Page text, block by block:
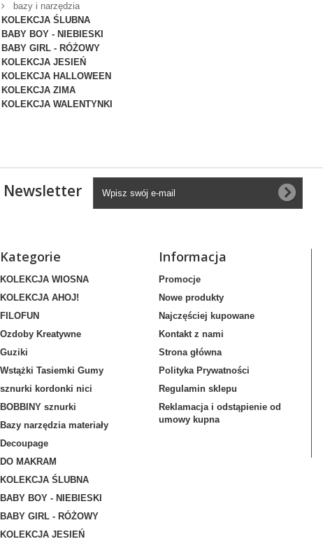
bazy i narzędzia
KOLEKCJA ŚLUBNA
BABY BOY - NIEBIESKI
BABY GIRL - RÓŻOWY
KOLEKCJA JESIEŃ
KOLEKCJA HALLOWEEN
KOLEKCJA ZIMA
KOLEKCJA WALENTYNKI
Newsletter
Kategorie
KOLEKCJA WIOSNA
KOLEKCJA AHOJ!
FILOFUN
Ozdoby Kreatywne
Guziki
Wstążki Tasiemki Gumy
sznurki kordonki nici
BOBBINY sznurki
Bazy narzędzia materiały
Decoupage
DO MAKRAM
KOLEKCJA ŚLUBNA
BABY BOY - NIEBIESKI
BABY GIRL - RÓŻOWY
KOLEKCJA JESIEŃ
Informacja
Promocje
Nowe produkty
Najczęściej kupowane
Kontakt z nami
Strona główna
Polityka Prywatności
Regulamin sklepu
Reklamacja i odstąpienie od
umowy kupna